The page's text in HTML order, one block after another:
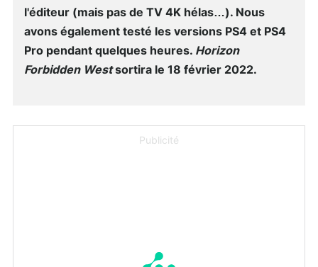
l'éditeur (mais pas de TV 4K hélas…). Nous
avons également testé les versions PS4 et PS4
Pro pendant quelques heures. Horizon
Forbidden Westsortira le 18 février 2022.
Publicité